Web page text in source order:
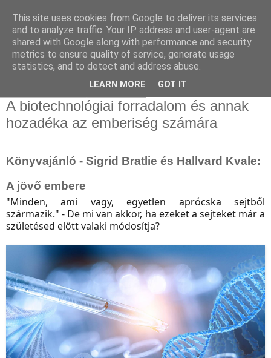
A biotechnológiai forradalom és annak
hozadéka az emberiség számára
Könyvajánló - Sigrid Bratlie és Hallvard Kvale:
A jövő embere
"Minden, ami vagy, egyetlen aprócska sejtből
származik." - De mi van akkor, ha ezeket a sejteket már a
születésed előtt valaki módosítja?
This site uses cookies from Google to deliver its services
and to analyze traffic. Your IP address and user-agent are
shared with Google along with performance and security
metrics to ensure quality of service, generate usage
statistics, and to detect and address abuse.
LEARN MORE GOT IT